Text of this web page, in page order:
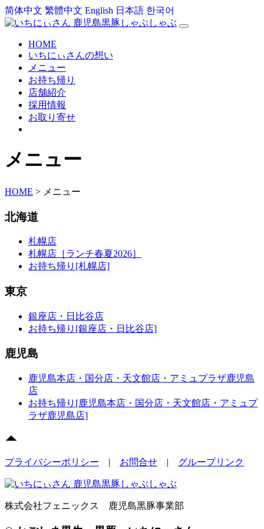
简体中文 繁體中文 English 日本語 한국어
HOME
いちにぃさんの想い
メニュー
お持ち帰り
店舗紹介
採用情報
お取り寄せ
メニュー
HOME > メニュー
北海道
札幌店
札幌店［ランチ春夏2026］
お持ち帰り[札幌店]
東京
銀座店・日比谷店
お持ち帰り[銀座店・日比谷店]
鹿児島
鹿児島本店・国分店・天文館店・アミュプラザ鹿児島
店
お持ち帰り[鹿児島本店・国分店・天文館店・アミュプ
ラザ鹿児島店]
プライバシーポリシー | お問合せ | グループリンク
株式会社フェニックス 鹿児島黒豚事業部